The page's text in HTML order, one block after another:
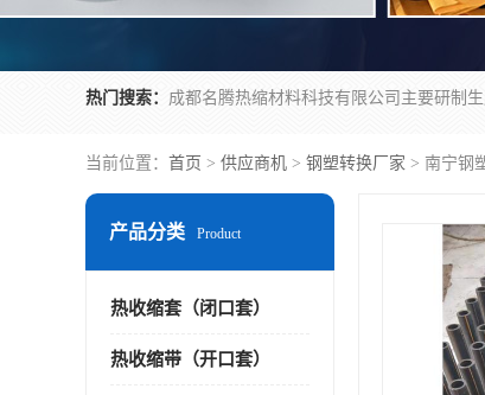
热门搜索：
当前位置： 首页 > 供应商机 > 钢塑转换厂家 > 南宁钢
产品分类 Product
热收缩套（闭口套）
热收缩带（开口套）